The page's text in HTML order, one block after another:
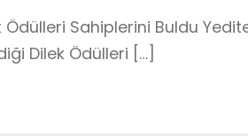
Sahiplerini Buldu
Dilek Ödülleri […]